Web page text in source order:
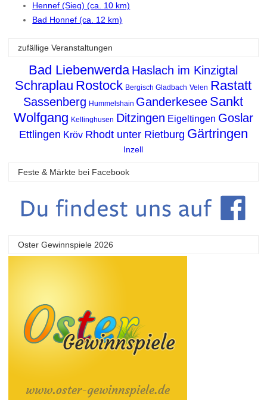
Hennef (Sieg) (ca. 10 km)
Bad Honnef (ca. 12 km)
zufällige Veranstaltungen
Bad Liebenwerda Haslach im Kinzigtal
Schraplau Rostock Bergisch Gladbach Velen Rastatt
Sassenberg Hummelshain Ganderkesee Sankt
Wolfgang Kellinghusen Ditzingen Eigeltingen Goslar
Ettlingen Kröv Rhodt unter Rietburg Gärtringen
Inzell
Feste & Märkte bei Facebook
Oster Gewinnspiele 2026